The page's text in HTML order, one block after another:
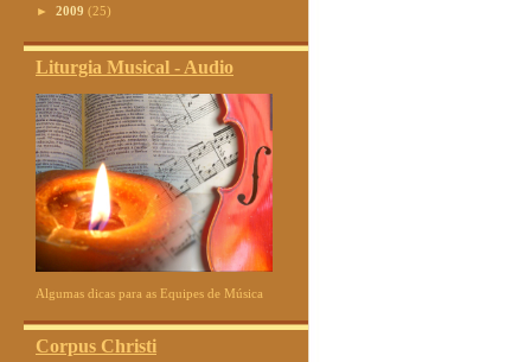
► 2009 (25)
Liturgia Musical - Audio
Algumas dicas para as Equipes de Música
Corpus Christi